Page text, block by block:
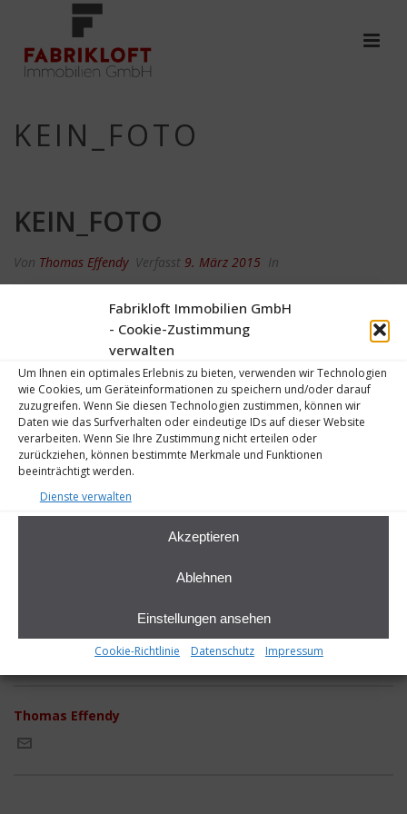
Fabrikloft Immobilien GmbH
- Cookie-Zustimmung
verwalten
Um Ihnen ein optimales Erlebnis zu bieten, verwenden wir Technologien
wie Cookies, um Geräteinformationen zu speichern und/oder darauf
zuzugreifen. Wenn Sie diesen Technologien zustimmen, können wir
Daten wie das Surfverhalten oder eindeutige IDs auf dieser Website
verarbeiten. Wenn Sie Ihre Zustimmung nicht erteilen oder
zurückziehen, können bestimmte Merkmale und Funktionen
beeinträchtigt werden.
Dienste verwalten
Akzeptieren
Ablehnen
Einstellungen ansehen
Cookie-Richtlinie Datenschutz Impressum
KEIN_FOTO
KEIN_FOTO
Von Thomas Effendy Verfasst 9. März 2015 In
Thomas Effendy